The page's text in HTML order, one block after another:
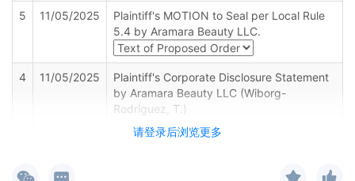
请登录后浏览更多
5 11/05/2025
Plaintiff's MOTION to Seal per Local Rule
5.4 by Aramara Beauty LLC.
4 11/05/2025
Plaintiff's Corporate Disclosure Statement
by Aramara Beauty LLC (Wiborg-
Rodriguez, T.)
FORM AO 120 SENT TO DIRECTOR OF